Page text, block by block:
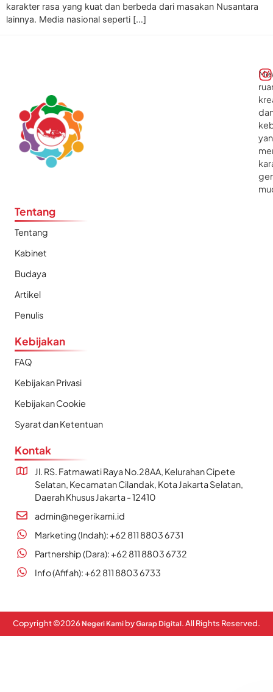
karakter rasa yang kuat dan berbeda dari masakan Nusantara
lainnya. Media nasional seperti […]
Tentang
Tentang
Kabinet
Budaya
Artikel
Penulis
Kebijakan
FAQ
Kebijakan Privasi
Kebijakan Cookie
Syarat dan Ketentuan
Kontak
Jl. RS. Fatmawati Raya No.28AA, Kelurahan Cipete
Selatan, Kecamatan Cilandak, Kota Jakarta Selatan,
Daerah Khusus Jakarta - 12410
admin@negerikami.id
Marketing (Indah): +62 811 8803 6731
Partnership (Dara): +62 811 8803 6732
Info (Afifah): +62 811 8803 6733
Copyright ©2026 Negeri Kami byGarap Digital. All Rights Reserved.